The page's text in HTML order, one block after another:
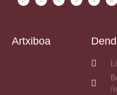
Artxiboa
/